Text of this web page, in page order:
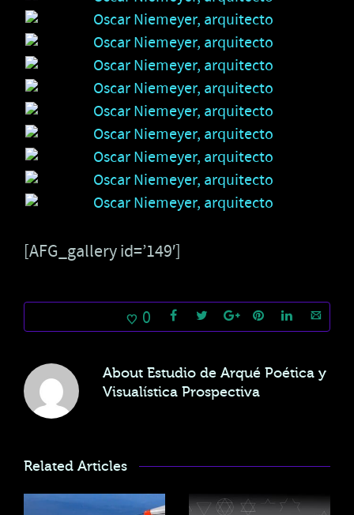
[AFG_gallery id=’149′]
0
About Estudio de Arqué Poética y
Visualística Prospectiva
Related Articles